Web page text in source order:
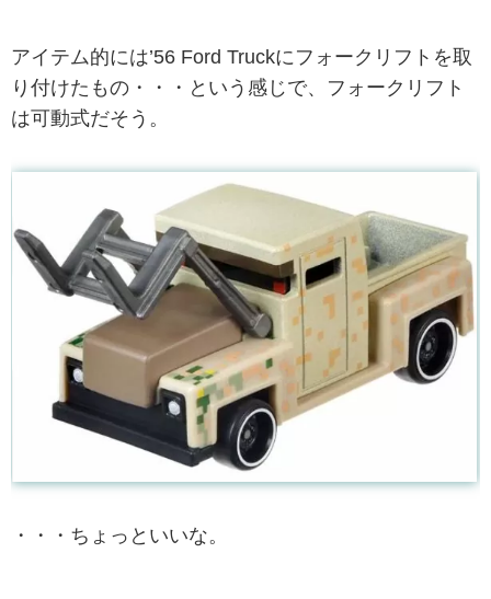
アイテム的には’56 Ford Truckにフォークリフトを取
り付けたもの・・・という感じで、フォークリフト
は可動式だそう。
・・・ちょっといいな。